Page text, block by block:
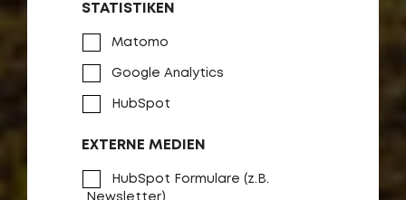
MODELLE ANSEHEN
STATISTIKEN
Matomo
Google Analytics
HubSpot
EXTERNE MEDIEN
HubSpot Formulare (z.B.
Newsletter)